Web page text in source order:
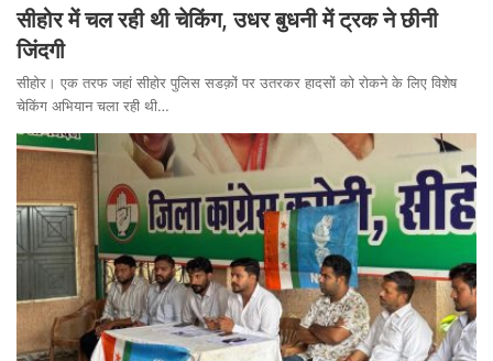
सीहोर में चल रही थी चेकिंग, उधर बुधनी में ट्रक ने छीनी
जिंदगी
सीहोर। एक तरफ जहां सीहोर पुलिस सडक़ों पर उतरकर हादसों को रोकने के लिए विशेष
चेकिंग अभियान चला रही थी…